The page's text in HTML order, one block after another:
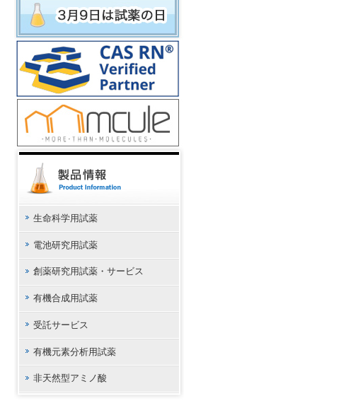
生命科学用試薬
電池研究用試薬
創薬研究用試薬・サービス
有機合成用試薬
受託サービス
有機元素分析用試薬
非天然型アミノ酸